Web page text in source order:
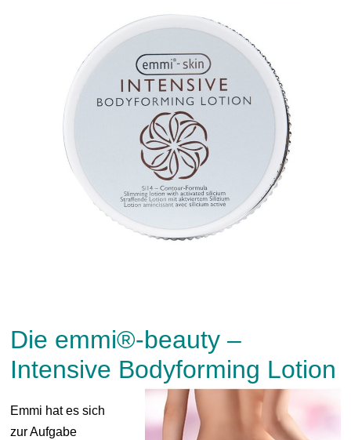
Die emmi®-beauty –
Intensive Bodyforming Lotion
Emmi hat es sich
zur Aufgabe